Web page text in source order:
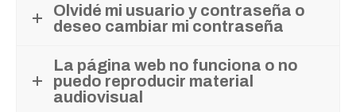
Olvidé mi usuario y contraseña o
deseo cambiar mi contraseña
La página web no funciona o no
puedo reproducir material
audiovisual